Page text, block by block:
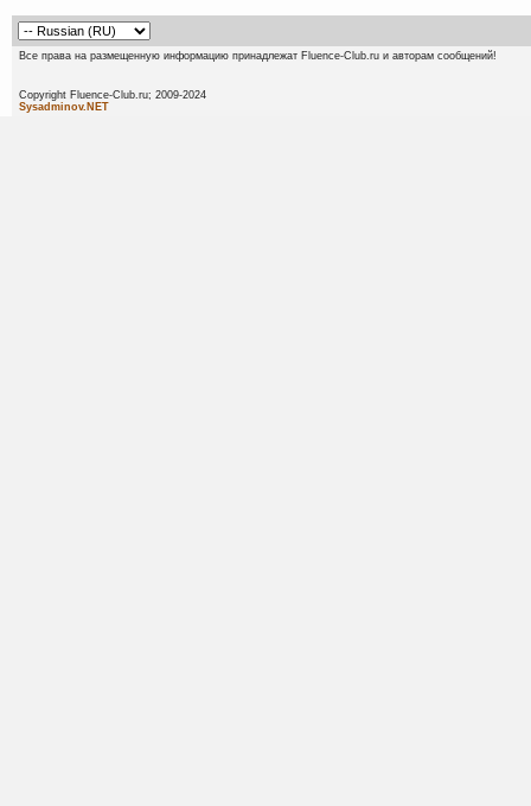
Все права на размещенную информацию принадлежат Fluence-Club.ru и авторам сообщений!
Copyright Fluence-Club.ru;
Sysadminov.NET